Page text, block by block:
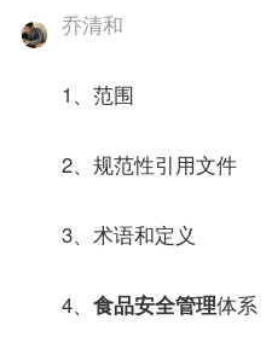
乔清和
1、范围
2、规范性引用文件
3、术语和定义
4、食品安全管理体系